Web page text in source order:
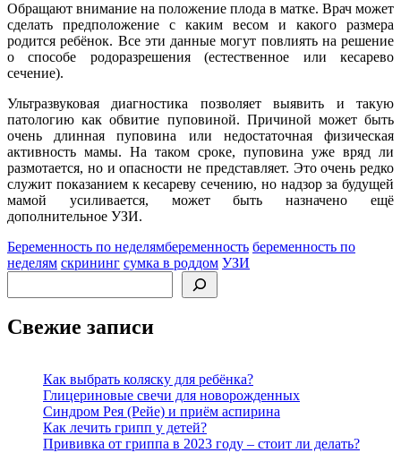
Обращают внимание на положение плода в матке. Врач может
сделать предположение с каким весом и какого размера
родится ребёнок. Все эти данные могут повлиять на решение
о способе родоразрешения (естественное или кесарево
сечение).
Ультразвуковая диагностика позволяет выявить и такую
патологию как обвитие пуповиной. Причиной может быть
очень длинная пуповина или недостаточная физическая
активность мамы. На таком сроке, пуповина уже вряд ли
размотается, но и опасности не представляет. Это очень редко
служит показанием к кесареву сечению, но надзор за будущей
мамой усиливается, может быть назначено ещё
дополнительное УЗИ.
Беременность по неделямбеременность беременность по
неделям скрининг сумка в роддом УЗИ
Свежие записи
Как выбрать коляску для ребёнка?
Глицериновые свечи для новорожденных
Синдром Рея (Рейе) и приём аспирина
Как лечить грипп у детей?
Прививка от гриппа в 2023 году – стоит ли делать?